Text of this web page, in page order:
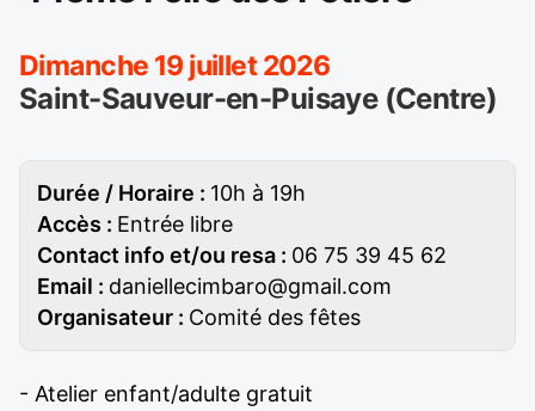
Dimanche 19 juillet 2026
Saint-Sauveur-en-Puisaye (Centre)
Durée / Horaire : 10h à 19h
Accès : Entrée libre
Contact info et/ou resa : 06 75 39 45 62
Email : daniellecimbaro@gmail.com
Organisateur : Comité des fêtes
- Atelier enfant/adulte gratuit